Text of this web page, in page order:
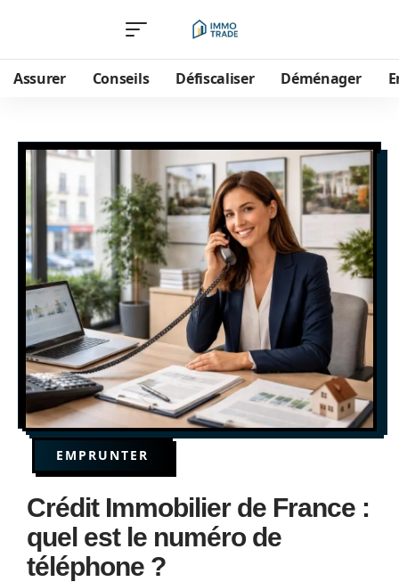
Assurer Conseils Défiscaliser Déménager
EMPRUNTER
Crédit Immobilier de France :
quel est le numéro de
téléphone ?